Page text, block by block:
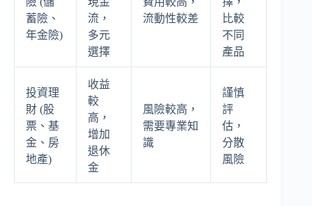
蓄險、
年金險)
流，
多元
選擇
流動性較差
比較
不同
產品
投資理
財 (股
票、基
金、房
地產)
收益
較
高，
增加
退休
金
風險較高，
需要專業知
識
謹慎
評
估，
分散
風險